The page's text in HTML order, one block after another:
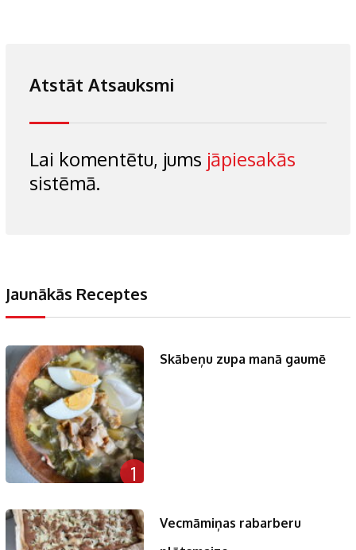
Atstāt Atsauksmi
Lai komentētu, jums jāpiesakās
sistēmā.
Jaunākās Receptes
1
Skābeņu zupa manā gaumē
Vecmāmiņas rabarberu